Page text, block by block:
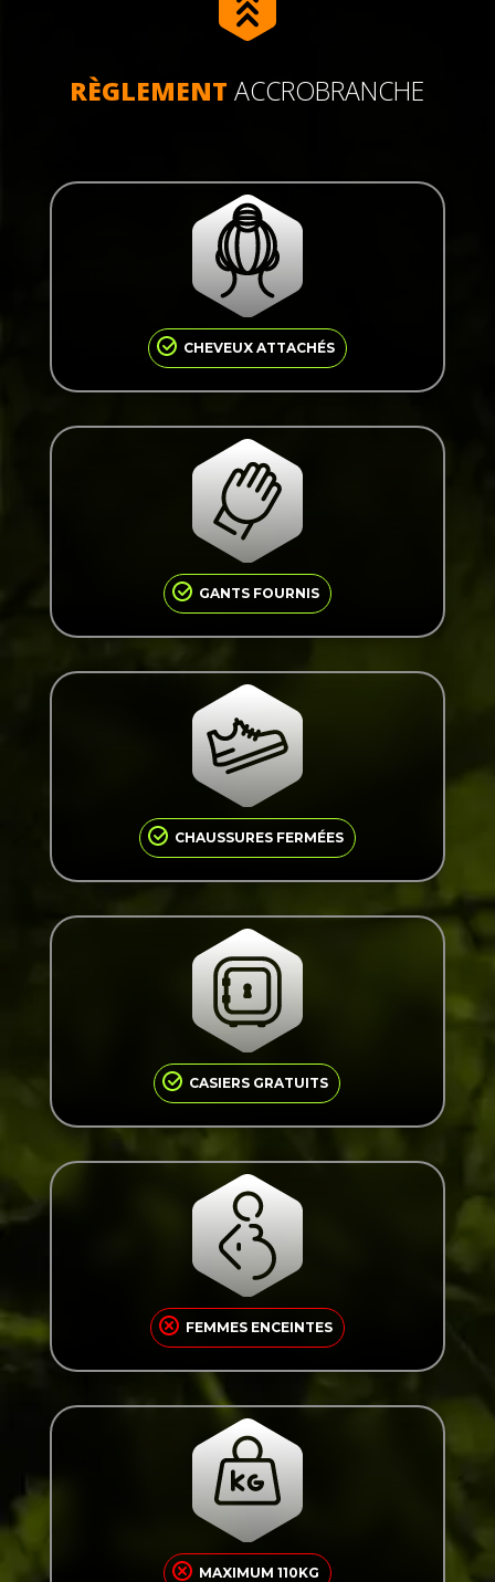
RÈGLEMENT ACCROBRANCHE
CHEVEUX ATTACHÉS
Afin de garantir votre sécurité et celle des
autres, les participants doivent avoir les
cheveux attachés sur les parcours
d’accrobranche.
GANTS FOURNIS
Des gants sont prêtés à chaque participant
pour tous nos parcours d’accrobranche.
CHAUSSURES FERMÉES
Chaussures fermées obligatoires : sandales et
tongs strictement interdites sur les parcours
d’accrobranche.
CASIERS GRATUITS
Casiers gratuits à votre disposition près du
poste d’équipement accrobranche.
FEMMES ENCEINTES
Par mesure de sécurité, les parcours
d’accrobranche ne sont pas accessibles aux
femmes enceintes.
MAXIMUM 110KG
Par mesure de sécurité, les parcours
d’accrobranche ne sont pas accessibles aux
participants dépassant 110 kg.